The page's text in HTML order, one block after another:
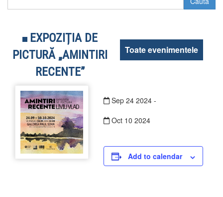
Toate evenimentele
EXPOZIȚIA DE
PICTURĂ „AMINTIRI
RECENTE”
Sep 24 2024 -
Oct 10 2024
Add to calendar